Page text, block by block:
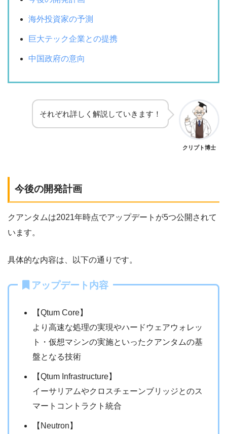
海外投資家の予測
巨大テック企業との提携
中国政府の意向
それぞれ詳しく解説していきます！
クリプト博士
今後の開発計画
クアンタムは2021年時点でアップデートが5つ公開されて
います。
具体的な内容は、以下の通りです。
アップデート内容
【Qtum Core】
より高速な処理の実現やハードウェアウォレッ
ト・仮想マシンの実施といったクアンタムの基
盤となる技術
【Qtum Infrastructure】
イーサリアムやクロスチェーンブリッジとのス
マートコントラクト統合
【Neutron】